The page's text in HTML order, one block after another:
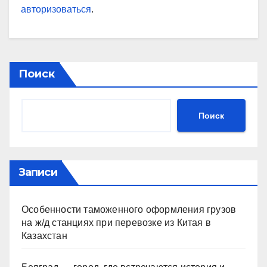
авторизоваться.
Поиск
Поиск
Записи
Особенности таможенного оформления грузов
на ж/д станциях при перевозке из Китая в
Казахстан